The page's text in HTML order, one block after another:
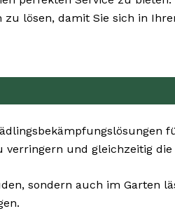
lösen, damit Sie sich in
und gleichzeitig
sondern auch im Garten